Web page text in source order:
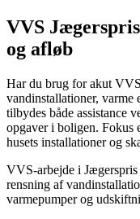
VVS
og afløb
Har du brug for akut
vandinstallationer,
tilbydes både assistance
opgaver i boligen. Fokus
husets installationer og
VVS-arbejde i
rensning af
varmepumper og